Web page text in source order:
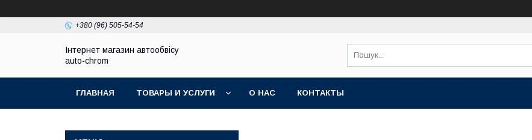
+380 (96) 505-54-54
Інтернет магазин автообвісу
auto-chrom
ГЛАВНАЯ ТОВАРЫ И УСЛУГИ О НАС КОНТАКТЫ